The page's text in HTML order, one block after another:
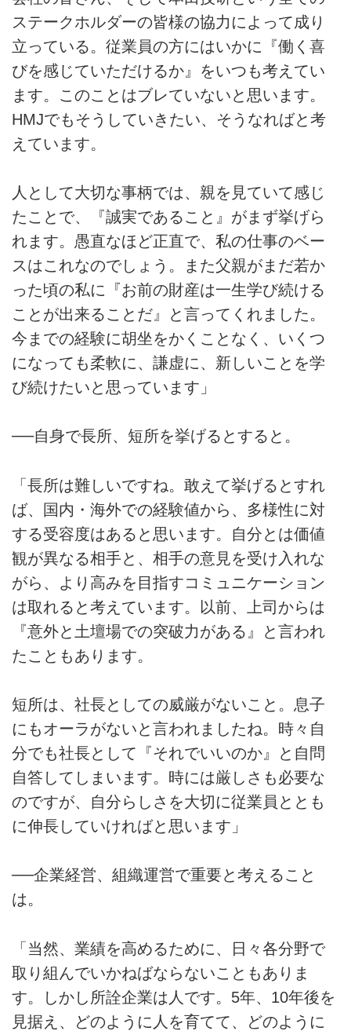
ステークホルダーの皆様の協力によって成り
立っている。従業員の方にはいかに『働く喜
びを感じていただけるか』をいつも考えてい
ます。このことはブレていないと思います。
HMJでもそうしていきたい、そうなればと考
えています。
人として大切な事柄では、親を見ていて感じ
たことで、『誠実であること』がまず挙げら
れます。愚直なほど正直で、私の仕事のベー
スはこれなのでしょう。また父親がまだ若か
った頃の私に『お前の財産は一生学び続ける
ことが出来ることだ』と言ってくれました。
今までの経験に胡坐をかくことなく、いくつ
になっても柔軟に、謙虚に、新しいことを学
び続けたいと思っています」
──自身で長所、短所を挙げるとすると。
「長所は難しいですね。敢えて挙げるとすれ
ば、国内・海外での経験値から、多様性に対
する受容度はあると思います。自分とは価値
観が異なる相手と、相手の意見を受け入れな
がら、より高みを目指すコミュニケーション
は取れると考えています。以前、上司からは
『意外と土壇場での突破力がある』と言われ
たこともあります。
短所は、社長としての威厳がないこと。息子
にもオーラがないと言われましたね。時々自
分でも社長として『それでいいのか』と自問
自答してしまいます。時には厳しさも必要な
のですが、自分らしさを大切に従業員ととも
に伸長していければと思います」
──企業経営、組織運営で重要と考えること
は。
「当然、業績を高めるために、日々各分野で
取り組んでいかねばならないこともありま
す。しかし所詮企業は人です。5年、10年後を
見据え、どのように人を育てて、どのように